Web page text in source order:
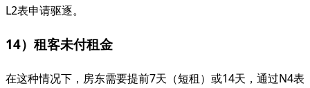
L2表申请驱逐。
14）租客未付租金
在这种情况下，房东需要提前7天（短租）或14天，通过N4表